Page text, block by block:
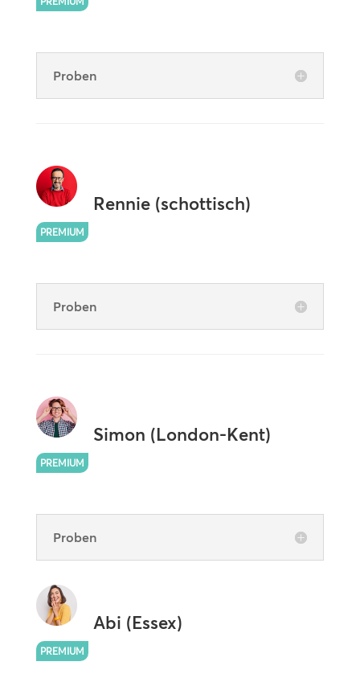
Proben
Rennie (schottisch)
PREMIUM
Proben
Simon (London-Kent)
PREMIUM
Proben
Abi (Essex)
PREMIUM